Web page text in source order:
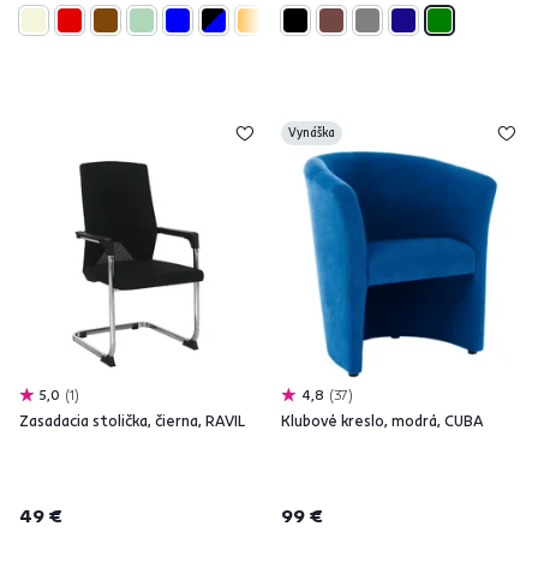
5,0 1
Zasadacia stolička, čierna, RAVIL
49 €
Vynáška
4,8 37
Klubové kreslo, modrá, CUBA
99 €